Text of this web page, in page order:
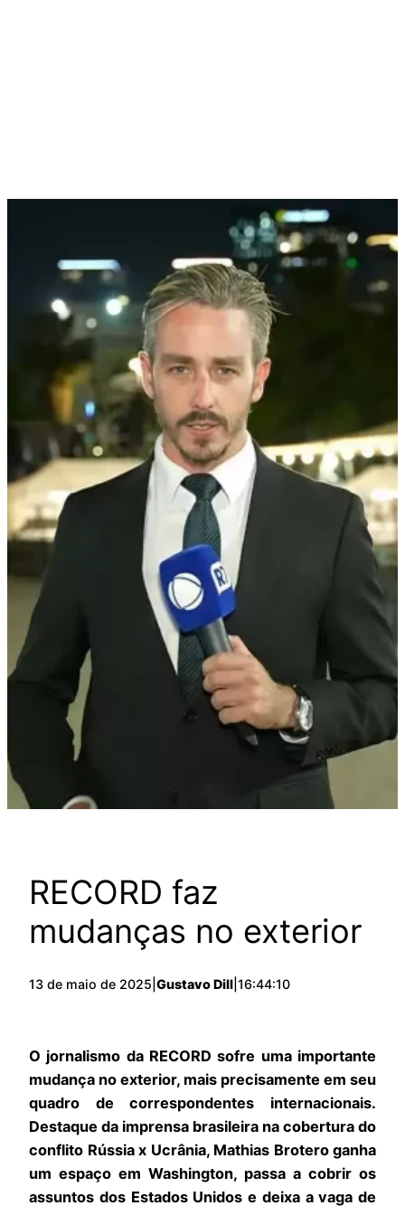
RECORD faz
mudanças no exterior
13 de maio de 2025 Gustavo Dill 16:44:10
O jornalismo da RECORD sofre uma importante
mudança no exterior, mais precisamente em seu
quadro de correspondentes internacionais.
Destaque da imprensa brasileira na cobertura do
conflito Rússia x Ucrânia, Mathias Brotero ganha
um espaço em Washington, passa a cobrir os
assuntos dos Estados Unidos e deixa a vaga de